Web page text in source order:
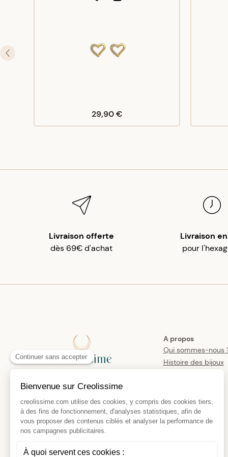
29,90 €
Livraison offerte
dès 69€ d'achat
Livraison
pour
A propos
Qui sommes-nous
Histoire des bijoux